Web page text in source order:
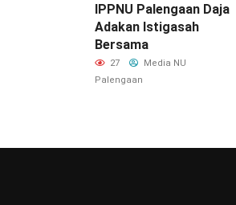
IPPNU Palengaan Daja
Adakan Istigasah
Bersama
27
Media NU
Palengaan